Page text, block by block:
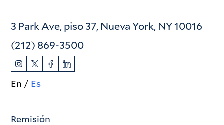
3 Park Ave, piso 37, Nueva York, NY 10016
(212) 869-3500
En Es
Remisión